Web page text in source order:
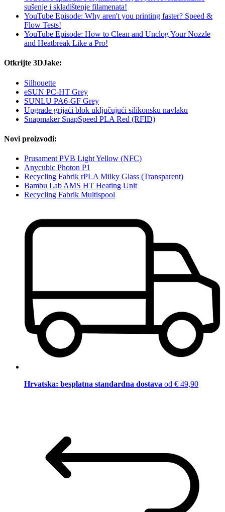
sušenje i skladištenje filamenata!
YouTube Episode: Why aren't you printing faster? Speed &
Flow Tests!
YouTube Episode: How to Clean and Unclog Your Nozzle
and Heatbreak Like a Pro!
Otkrijte 3DJake:
Silhouette
eSUN PC-HT Grey
SUNLU PA6-GF Grey
Upgrade grijaći blok uključujući silikonsku navlaku
Snapmaker SnapSpeed PLA Red (RFID)
Novi proizvodi:
Prusament PVB Light Yellow (NFC)
Anycubic Photon P1
Recycling Fabrik rPLA Milky Glass (Transparent)
Bambu Lab AMS HT Heating Unit
Recycling Fabrik Multispool
Hrvatska: besplatna standardna dostava od € 49,90